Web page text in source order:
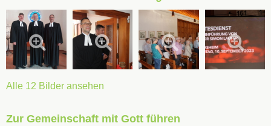
Alle 12 Bilder ansehen
Zur Gemeinschaft mit Gott führen